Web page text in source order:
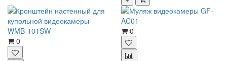
0
0